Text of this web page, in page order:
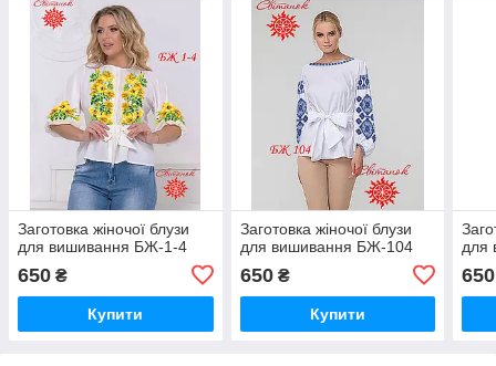
Заготовка жіночої блузи
для вишивання БЖ-1-4
650 ₴
Купити
Заготовка жіночої блузи
для вишивання БЖ-104
650₴
Купити
для
650